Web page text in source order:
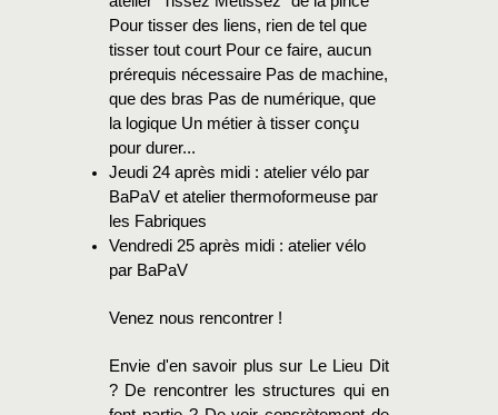
Pour tisser des liens, rien de tel que
tisser tout court Pour ce faire, aucun
prérequis nécessaire Pas de machine,
que des bras Pas de numérique, que
la logique Un métier à tisser conçu
pour durer...
Jeudi 24 après midi : atelier vélo par
BaPaV et atelier thermoformeuse par
les Fabriques
Vendredi 25 après midi : atelier vélo
par BaPaV
Venez nous rencontrer !
Envie d'en savoir plus sur Le Lieu Dit
? De rencontrer les structures qui en